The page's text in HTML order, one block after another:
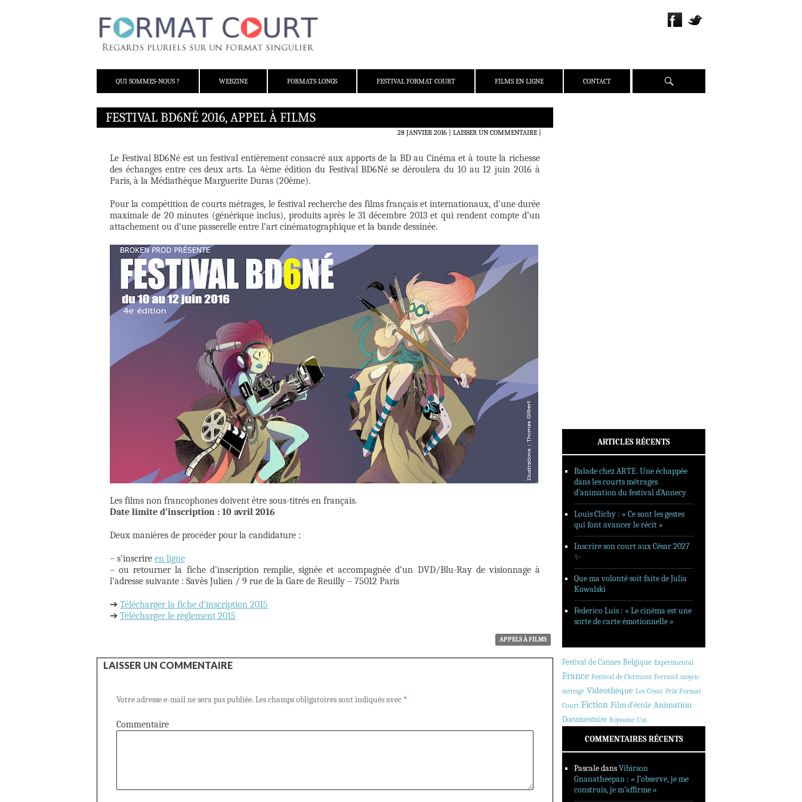
QUI SOMMES-NOUS ?
WEBZINE FORMATS LONGS FESTIVAL FORMAT COURT FILMS EN LIGNE CONTACT Recherche
FESTIVAL BD6NÉ 2016, APPEL À FILMS
28 JANVIER 2016 LAISSER UN COMMENTAIRE|
Le Festival BD6Né est un festival entièrement consacré aux apports de la BD au Cinéma et à toute la richesse
des échanges entre ces deux arts. La 4ème édition du Festival BD6Né se déroulera du 10 au 12 juin 2016 à
Paris, à la Médiathèque Marguerite Duras (20ème).
Pour la compétition de courts métrages, le festival recherche des films français et internationaux, d’une durée
maximale de 20 minutes (générique inclus), produits après le 31 décembre 2013 et qui rendent compte d’un
attachement ou d’une passerelle entre l’art cinématographique et la bande dessinée.
Les films non francophones doivent être sous-titrés en français.
Date limite d’inscription : 10 avril 2016
Deux manières de procéder pour la candidature :
– s’inscrire en ligne
– ou retourner la fiche d’inscription remplie, signée et accompagnée d’un DVD/Blu-Ray de visionnage à
l’adresse suivante : Savès Julien / 9 rue de la Gare de Reuilly – 75012 Paris
➔ Télécharger la fiche d’inscription 2015
➔ Télécharger le règlement 2015
APPELS À FILMS
LAISSER UN COMMENTAIRE
Votre adresse e-mail ne sera pas publiée. Les champs obligatoires sont indiqués avec *
Commentaire
ARTICLES RÉCENTS
Balade chez ARTE. Une échappée
dans les courts métrages
d’animation du festival d’Annecy
Louis Clichy : « Ce sont les gestes
qui font avancer le récit »
Inscrire son court aux César 2027
✨
Que ma volonté soit faite de Julia
Kowalski
Federico Luis : « Le cinéma est une
sorte de carte émotionnelle »
Festival de Cannes Belgique Expérimental
France Festival de Clermont-Ferrand moyen-
métrage Vidéothèque Les César Prix Format
Court Fiction Film d'école Animation
Documentaire Royaume-Uni
COMMENTAIRES RÉCENTS
PascaledansVibirson
Gnanatheepan : « J’observe, je me
construis, je m’affirme »